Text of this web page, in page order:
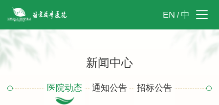
EN / 中
新闻中心
医院动态 通知公告 招标公告